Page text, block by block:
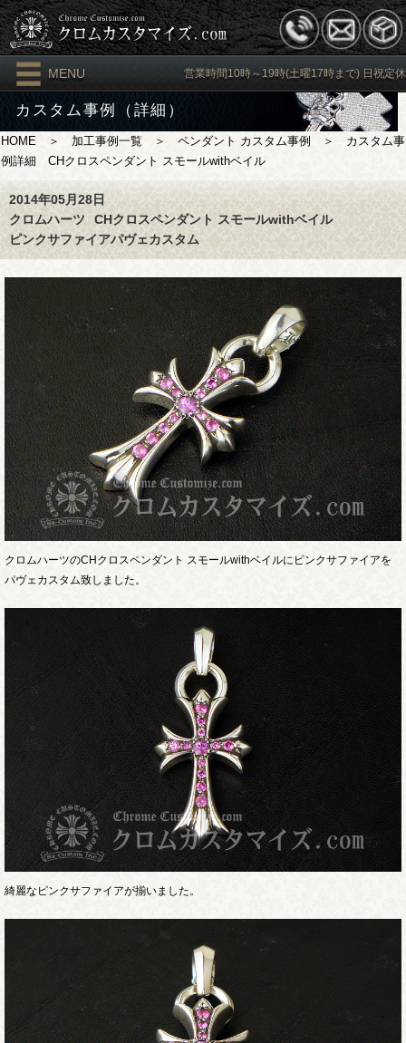
MENU 営業時間10時～19時(土曜17時まで) 日祝定休
カスタム事例（詳細）
HOME ＞ 加工事例一覧 ＞ ペンダント カスタム事例
＞ カスタム事
例詳細 CHクロスペンダント スモールwithベイル
2014年05月28日
クロムハーツ
CHクロスペンダント スモールwithベイル
ピンクサファイアパヴェカスタム
クロムハーツのCHクロスペンダント スモールwithベイルにピンクサファイアを
パヴェカスタム致しました。
綺麗なピンクサファイアが揃いました。